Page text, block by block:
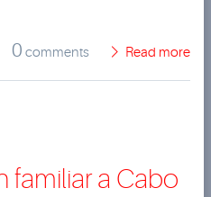
0 comments Read more
familiar a Cabo